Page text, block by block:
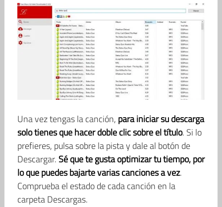
Una vez tengas la canción, para iniciar su descarga
solo tienes que hacer doble clic sobre el título. Si lo
prefieres, pulsa sobre la pista y dale al botón de
Descargar. Sé que te gusta optimizar tu tiempo, por
lo que puedes bajarte varias canciones a vez.
Comprueba el estado de cada canción en la
carpeta Descargas.